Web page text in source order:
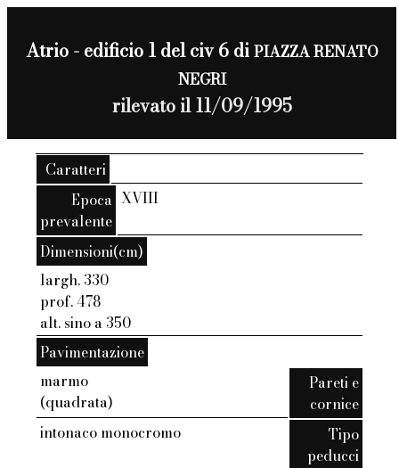
Atrio - edificio 1 del civ 6 diPIAZZA RENATO
NEGRI
rilevato il 11/09/1995
Caratteri
Epoca
prevalente
XVIII
Dimensioni(cm)
largh. 330
prof. 478
alt. sino a 350
Pavimentazione
marmo
(quadrata)
Pareti e
cornice
intonaco monocromo
Tipo
peducci